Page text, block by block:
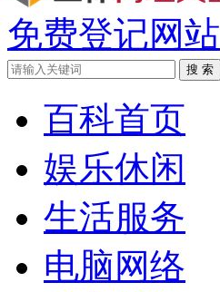
免费登记网站
搜 索
百科首页
娱乐休闲
生活服务
电脑网络